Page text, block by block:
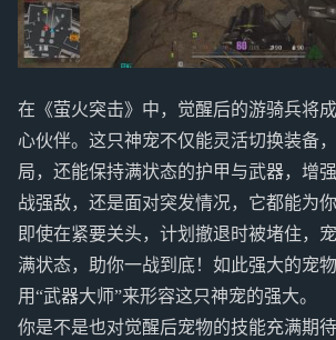
在《萤火突击》中，觉醒后的游骑兵将
心伙伴。这只神宠不仅能灵活切换装备
局，还能保持满状态的护甲与武器，增
战强敌，还是面对突发情况，它都能为
即使在紧要关头，计划撤退时被堵住，
满状态，助你一战到底！如此强大的宠
用“武器大师”来形容这只神宠的强大。
你是不是也对觉醒后宠物的技能充满期